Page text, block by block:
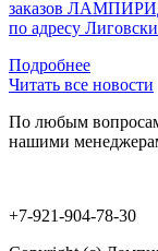
заказов
по адресу
Читать все новости
По любым
нашими
+7-921-904-78-30